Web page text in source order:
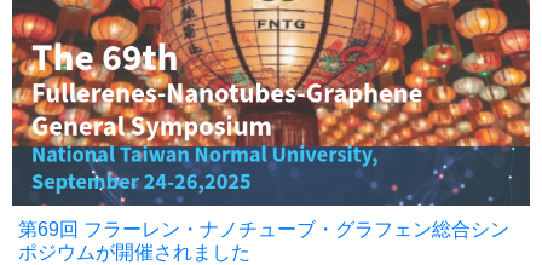
第69回 フラーレン・ナノチューブ・グラフェン総合シン
ポジウムが開催されました